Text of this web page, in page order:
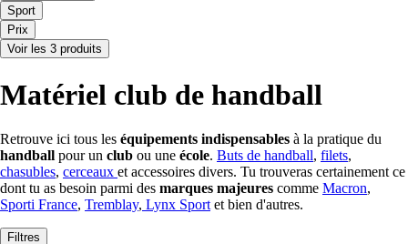
Sport
Prix
Voir les 3 produits
Matériel club de handball
Retrouve ici tous les équipements indispensables à la pratique du
handball pour un club ou une école. Buts de handball, filets,
chasubles, cerceaux et accessoires divers. Tu trouveras certainement ce
dont tu as besoin parmi des marques majeures comme Macron,
Sporti France, Tremblay, Lynx Sport et bien d'autres.
Filtres